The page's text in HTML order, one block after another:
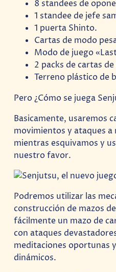
8 standees de
1 standee de jefe
1 puerta Shinto.
Cartas de modo
Modo de juego
2 packs de cartas
Terreno plástico de
Pero ¿Cómo se juega
Basicamente, usaremos
movimientos y ataques
mientras esquivamos y
nuestro favor.
Podremos utilizar las
construcción de mazos
fácilmente un mazo de
con ataques
meditaciones oportunas
dinámicos.